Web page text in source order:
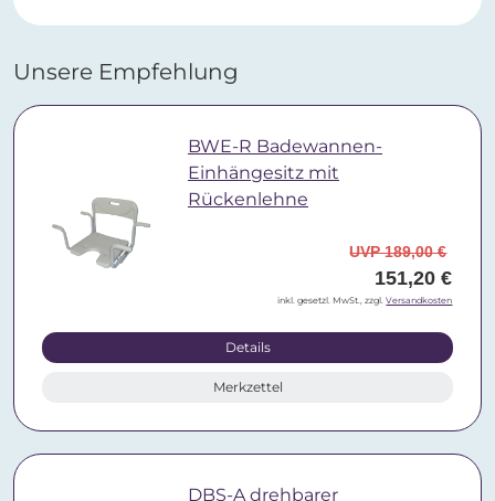
Unsere Empfehlung
BWE-R Badewannen-
Einhängesitz mit
Rückenlehne
UVP 189,00 €
151,20 €
inkl. gesetzl. MwSt., zzgl.Versandkosten
Details
Merkzettel
DBS-A drehbarer